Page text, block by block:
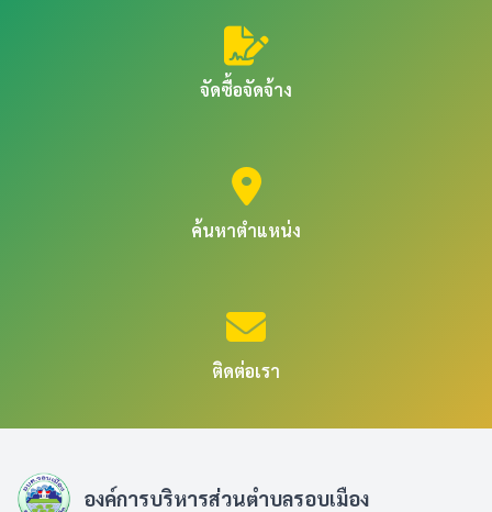
จัดซื้อจัดจ้าง
ค้นหาตำแหน่ง
ติดต่อเรา
องค์การบริหารส่วนตำบลรอบเมือง